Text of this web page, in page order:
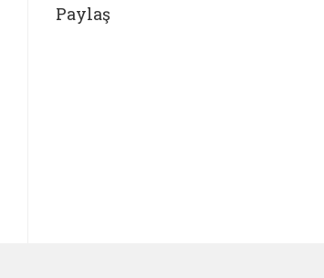
Paylaş